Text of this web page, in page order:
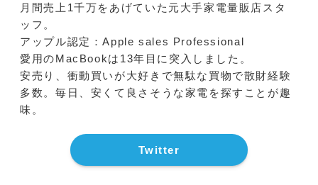
月間売上1千万をあげていた元大手家電量販店スタ
ッフ。
アップル認定：Apple sales Professional
愛用のMacBookは13年目に突入しました。
安売り、衝動買いが大好きで無駄な買物で散財経験
多数。毎日、安くて良さそうな家電を探すことが趣
味。
Twitter